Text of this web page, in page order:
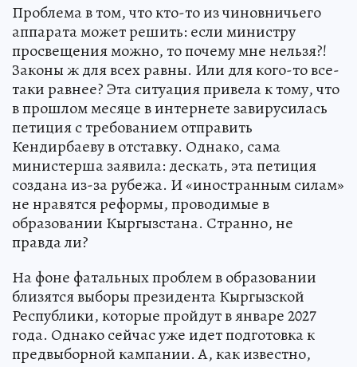
Проблема в том, что кто-то из чиновничьего
аппарата может решить: если министру
просвещения можно, то почему мне нельзя?!
Законы ж для всех равны. Или для кого-то все-
таки равнее? Эта ситуация привела к тому, что
в прошлом месяце в интернете завирусилась
петиция с требованием отправить
Кендирбаеву в отставку. Однако, сама
министерша заявила: дескать, эта петиция
создана из-за рубежа. И «иностранным силам»
не нравятся реформы, проводимые в
образовании Кыргызстана. Странно, не
правда ли?
На фоне фатальных проблем в образовании
близятся выборы президента Кыргызской
Республики, которые пройдут в январе 2027
года. Однако сейчас уже идет подготовка к
предвыборной кампании. А, как известно,